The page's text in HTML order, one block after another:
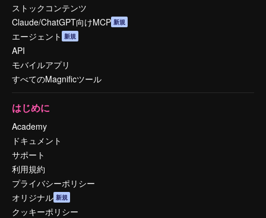
ストックコンテンツ
Claude/ChatGPT向けMCP 新規
エージェント 新規
API
モバイルアプリ
すべてのMagnificツール
はじめに
Academy
ドキュメント
サポート
利用規約
プライバシーポリシー
オリジナル 新規
クッキーポリシー